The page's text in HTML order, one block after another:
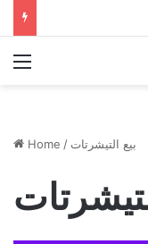
Menu
Home / بيع التيشرتات